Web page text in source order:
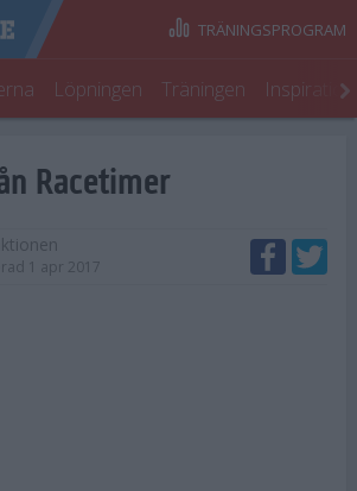
Löpningen Träningen
TRÄNINGSPROGRAM
Racetimer
1 apr 2017